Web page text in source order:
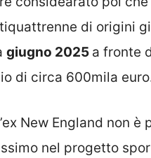
di origini
giugno 2025 a fronte
di circa 600mila
New England non è
nel progetto